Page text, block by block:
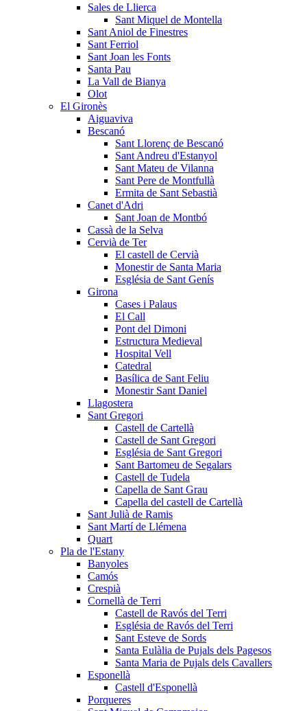
Sales de Llierca
Sant Miquel de Montella
Sant Aniol de Finestres
Sant Ferriol
Sant Joan les Fonts
Santa Pau
La Vall de Bianya
Olot
El Gironès
Aiguaviva
Bescanó
Sant Llorenç de Bescanó
Sant Andreu d'Estanyol
Sant Mateu de Vilanna
Sant Pere de Montfullà
Ermita de Sant Sebastià
Canet d'Adri
Sant Joan de Montbó
Cassà de la Selva
Cervià de Ter
El castell de Cervià
Monestir de Santa Maria
Església de Sant Genís
Girona
Cases i Palaus
El Call
Pont del Dimoni
Estructura Medieval
Hospital Vell
Catedral
Basílica de Sant Feliu
Monestir Sant Daniel
Llagostera
Sant Gregori
Castell de Cartellà
Castell de Sant Gregori
Església de Sant Gregori
Sant Bartomeu de Segalars
Castell de Tudela
Capella de Sant Grau
Capella del castell de Cartellà
Sant Julià de Ramis
Sant Martí de Llémena
Quart
Pla de l'Estany
Banyoles
Camós
Crespià
Cornellà de Terri
Castell de Ravós del Terri
Església de Ravós del Terri
Sant Esteve de Sords
Santa Eulàlia de Pujals dels Pagesos
Santa Maria de Pujals dels Cavallers
Esponellà
Castell d'Esponellà
Porqueres